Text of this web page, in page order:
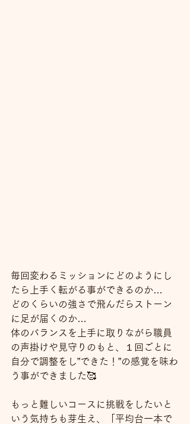
毎回変わるミッションにどのようにし
たら上手く転がる事ができるのか…
どのくらいの強さで飛んだらストーン
に足が届くのか…
体のバランスを上手に取りながら職員
の声掛けや見守りのもと、１回ごとに
自分で調整をし”できた！”の感覚を味わ
う事ができました🥰
もっと難しいコースに挑戦をしたいと
いう気持ちも芽生え、「平均台一本で